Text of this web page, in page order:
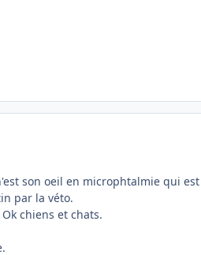
son oeil en microphtalmie qui
par la véto.
chiens et chats.